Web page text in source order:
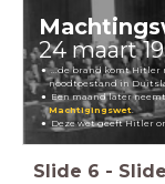
24 maart
...de brand komt Hitler
noodtoestand in
Een maand later
Machtigingswet.
Deze wet geeft Hitler
Slide 6 - Slide